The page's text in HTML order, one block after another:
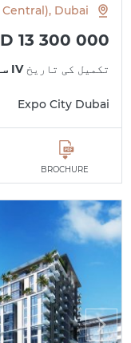
Dubai
13 300 000
تکمیل کی تاریخIV سہ ماہی, 2025 (قبل از تعمیر/آف پلان)
Expo City Dubai
BROCHURE